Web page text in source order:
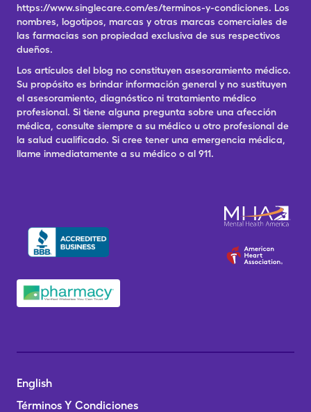
https://www.singlecare.com/es/terminos-y-condiciones. Los
nombres, logotipos, marcas y otras marcas comerciales de
las farmacias son propiedad exclusiva de sus respectivos
dueños.
Los artículos del blog no constituyen asesoramiento médico.
Su propósito es brindar información general y no sustituyen
el asesoramiento, diagnóstico ni tratamiento médico
profesional. Si tiene alguna pregunta sobre una afección
médica, consulte siempre a su médico u otro profesional de
la salud cualificado. Si cree tener una emergencia médica,
llame inmediatamente a su médico o al 911.
English
Términos Y Condiciones